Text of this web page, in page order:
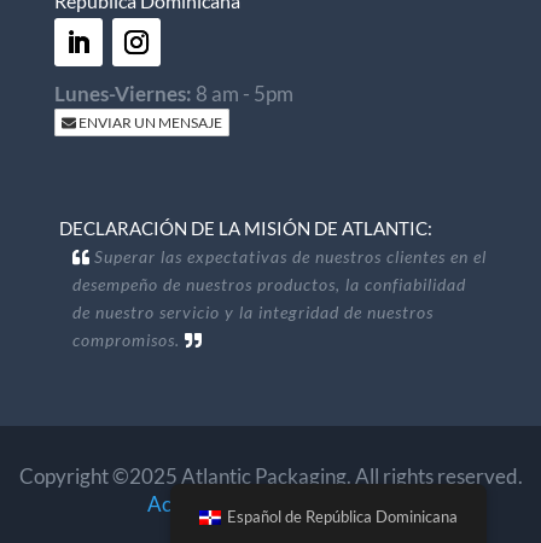
Lunes-Viernes: 8 am - 5pm
ENVIAR UN MENSAJE
DECLARACIÓN DE LA MISIÓN DE ATLANTIC:
Superar las expectativas de nuestros clientes en el
desempeño de nuestros productos, la confiabilidad
de nuestro servicio y la integridad de nuestros
compromisos.
Copyright ©2025 Atlantic Packaging. All rights reserved.
Accessibility
.Privacy Policy
Español de República Dominicana